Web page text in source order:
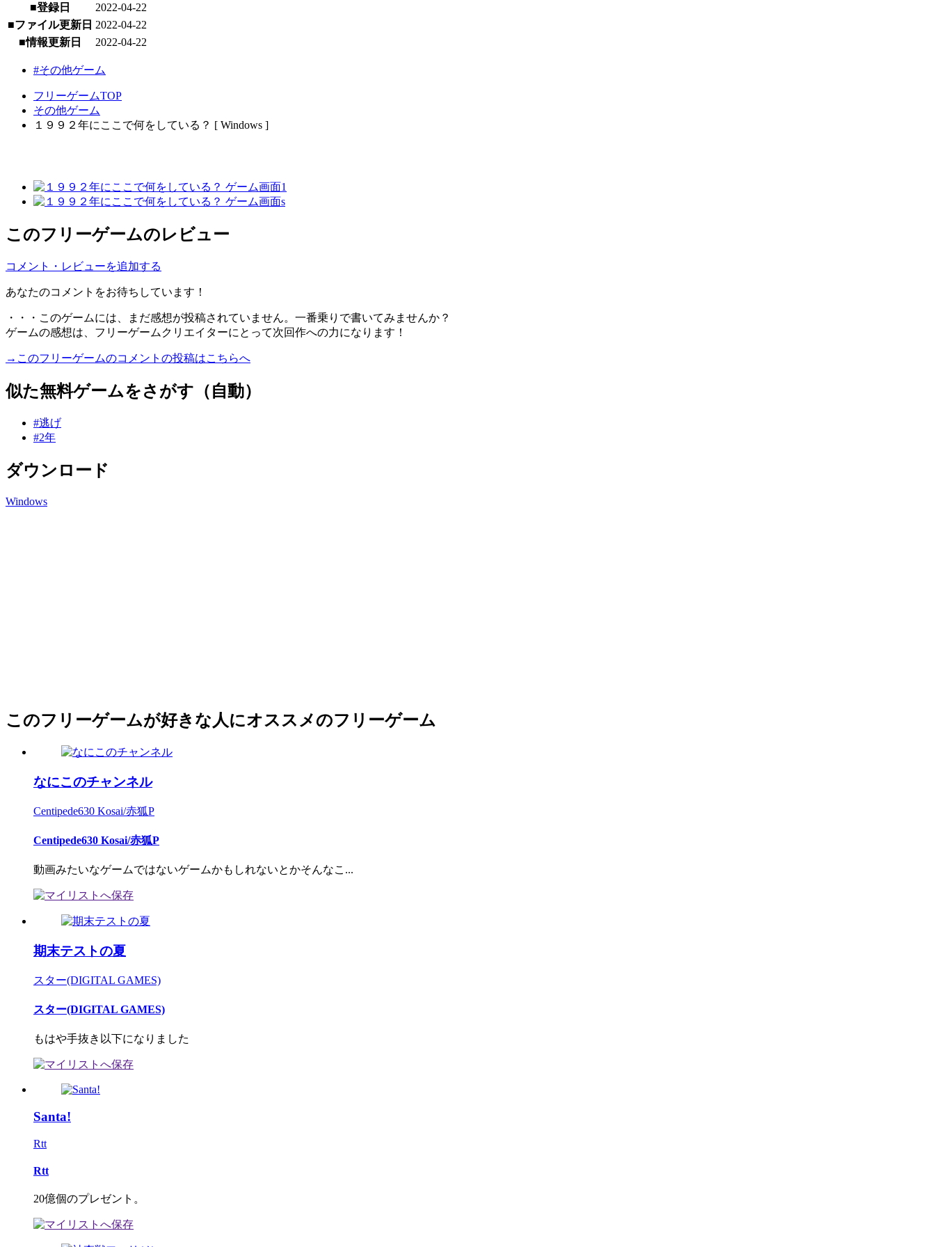
■登録日
2022-04-22
■ファイル更新日 2022-04-22
■情報更新日
2022-04-22
#その他ゲーム
フリーゲームTOP
その他ゲーム
１９９２年にここで何をしている？ [ Windows ]
このフリーゲームのレビュー
コメント・レビューを追加する
あなたのコメントをお待ちしています！
・・・このゲームには、まだ感想が投稿されていません。一番乗りで書いてみませんか？
ゲームの感想は、フリーゲームクリエイターにとって次回作への力になります！
→このフリーゲームのコメントの投稿はこちらへ
似た無料ゲームをさがす（自動）
#逃げ
#2年
ダウンロード
Windows
このフリーゲームが好きな人にオススメのフリーゲーム
なにこのチャンネル
Centipede630 Kosai/赤狐P
Centipede630 Kosai/赤狐P
動画みたいなゲームではないゲームかもしれないとかそんなこ...
期末テストの夏
スター(DIGITAL GAMES)
スター(DIGITAL GAMES)
もはや手抜き以下になりました
Santa!
Rtt
Rtt
20億個のプレゼント。